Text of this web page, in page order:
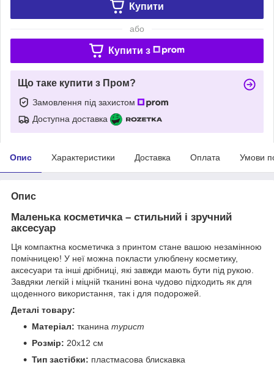
Купити
або
Купити з
Що таке купити з Пром?
Замовлення під захистом
Доступна доставка
Опис Характеристики Доставка Оплата Умови
Опис
Маленька косметичка – стильний і зручний
аксесуар
Ця компактна косметичка з принтом стане вашою незамінною
помічницею! У неї можна покласти улюблену косметику,
аксесуари та інші дрібниці, які завжди мають бути під рукою.
Завдяки легкій і міцній тканині вона чудово підходить як для
щоденного використання, так і для подорожей.
Деталі товару:
Матеріал: тканина турист
Розмір: 20х12 см
Тип застібки: пластмасова блискавка